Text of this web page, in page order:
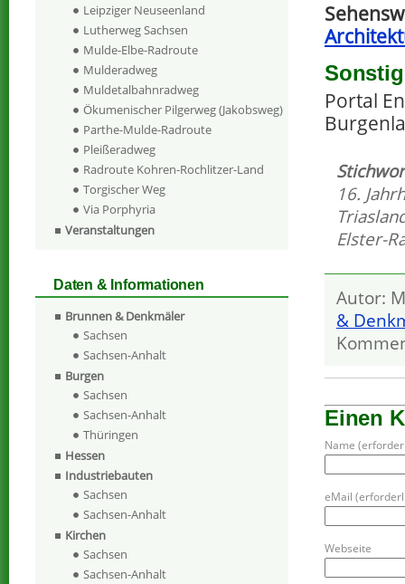
Portal
16.
Elster-
Autor:
&
Einen
Name
eMail
Webseite
Leipziger Neuseenland
Lutherweg Sachsen
Mulde-Elbe-Radroute
Mulderadweg
Muldetalbahnradweg
Ökumenischer Pilgerweg (Jakobsweg)
Parthe-Mulde-Radroute
Pleißeradweg
Radroute Kohren-Rochlitzer-Land
Torgischer Weg
Via Porphyria
Veranstaltungen
Daten & Informationen
Brunnen & Denkmäler
Sachsen
Sachsen-Anhalt
Burgen
Sachsen
Sachsen-Anhalt
Thüringen
Hessen
Industriebauten
Sachsen
Sachsen-Anhalt
Kirchen
Sachsen
Sachsen-Anhalt